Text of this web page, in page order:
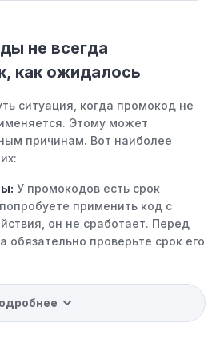
не всегда
как ожидалось
ситуация, когда промокод не
Этому может
причинам. Вот наиболее
У промокодов есть срок
применить код с
он не сработает. Перед
обязательно проверьте срок его
случаях интересующий
уже со скидкой. Некоторые
скидки и акции напрямую, без